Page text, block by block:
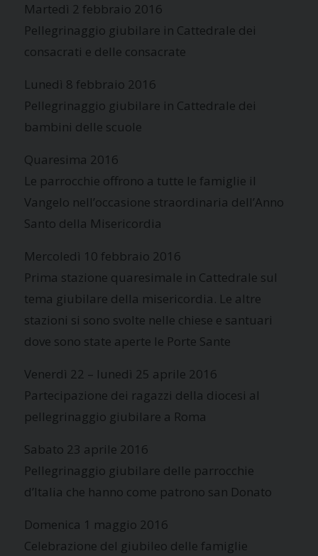
Martedì 2 febbraio 2016
Pellegrinaggio giubilare in Cattedrale dei
consacrati e delle consacrate
Lunedì 8 febbraio 2016
Pellegrinaggio giubilare in Cattedrale dei
bambini delle scuole
Quaresima 2016
Le parrocchie offrono a tutte le famiglie il
Vangelo nell’occasione straordinaria dell’Anno
Santo della Misericordia
Mercoledì 10 febbraio 2016
Prima stazione quaresimale in Cattedrale sul
tema giubilare della misericordia. Le altre
stazioni si sono svolte nelle chiese e santuari
dove sono state aperte le Porte Sante
Venerdì 22 – lunedì 25 aprile 2016
Partecipazione dei ragazzi della diocesi al
pellegrinaggio giubilare a Roma
Sabato 23 aprile 2016
Pellegrinaggio giubilare delle parrocchie
d’Italia che hanno come patrono san Donato
Domenica 1 maggio 2016
Celebrazione del giubileo delle famiglie